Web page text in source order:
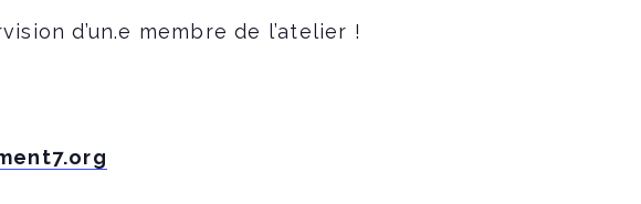
d’un.e membre de l’atelier !